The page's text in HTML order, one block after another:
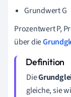
Grundwert G
Prozentwert P,
über die
Die
gleiche, sie